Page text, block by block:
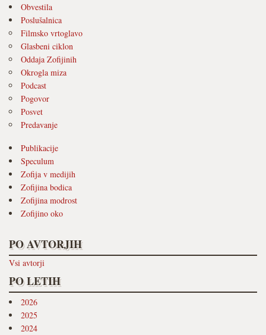
Obvestila
Poslušalnica
Filmsko vrtoglavo
Glasbeni ciklon
Oddaja Zofijinih
Okrogla miza
Podcast
Pogovor
Posvet
Predavanje
Publikacije
Speculum
Zofija v medijih
Zofijina bodica
Zofijina modrost
Zofijino oko
PO AVTORJIH
Vsi avtorji
PO LETIH
2026
2025
2024